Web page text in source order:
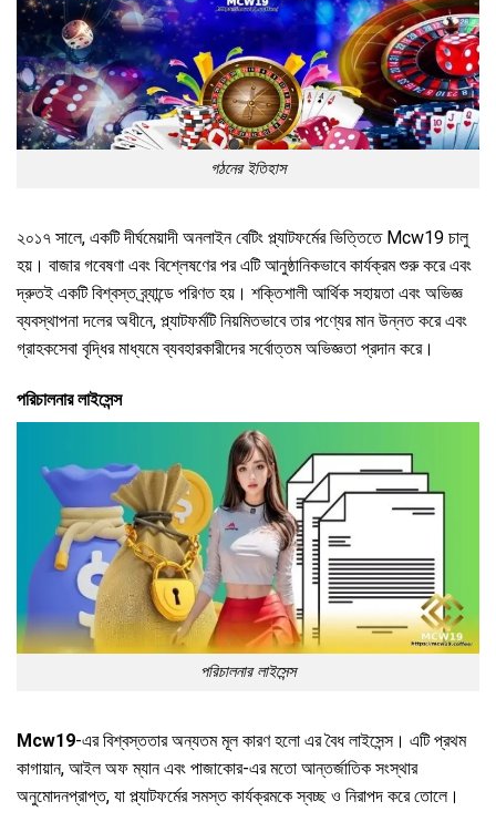
গঠনের ইতিহাস
২০১৭ সালে, একটি দীর্ঘমেয়াদী অনলাইন বেটিং প্ল্যাটফর্মের ভিত্তিতে Mcw19 চালু
হয়। বাজার গবেষণা এবং বিশ্লেষণের পর এটি আনুষ্ঠানিকভাবে কার্যক্রম শুরু করে এবং
দ্রুতই একটি বিশ্বস্ত ব্র্যান্ডে পরিণত হয়। শক্তিশালী আর্থিক সহায়তা এবং অভিজ্ঞ
ব্যবস্থাপনা দলের অধীনে, প্ল্যাটফর্মটি নিয়মিতভাবে তার পণ্যের মান উন্নত করে এবং
গ্রাহকসেবা বৃদ্ধির মাধ্যমে ব্যবহারকারীদের সর্বোত্তম অভিজ্ঞতা প্রদান করে।
পরিচালনার লাইসেন্স
পরিচালনার লাইসেন্স
Mcw19-এর বিশ্বস্ততার অন্যতম মূল কারণ হলো এর বৈধ লাইসেন্স। এটি প্রথম
কাগায়ান, আইল অফ ম্যান এবং পাজাকোর-এর মতো আন্তর্জাতিক সংস্থার
অনুমোদনপ্রাপ্ত, যা প্ল্যাটফর্মের সমস্ত কার্যক্রমকে স্বচ্ছ ও নিরাপদ করে তোলে।